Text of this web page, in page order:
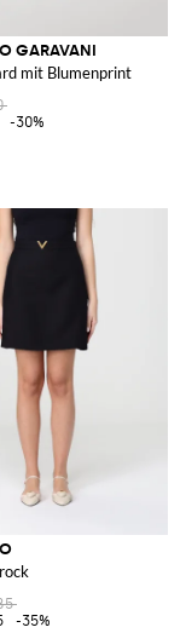
GARAVANI
mit Blumenprint
-30%
-35%